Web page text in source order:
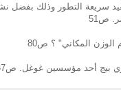
سريعة التطور وذلك بفضل
ص51
المكاني" ؟ ص80
بيج أحد مؤسسين غوغل. ص167